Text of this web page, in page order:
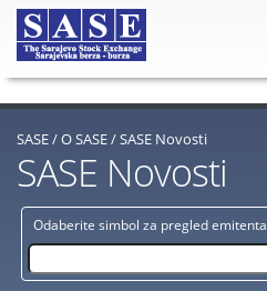
SASE/O SASE/SASE Novosti
Odaberite simbol za pregled emitenta
SASE Novosti